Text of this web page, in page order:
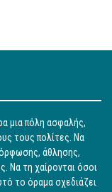
μια πόλη ασφαλής,
τους πολίτες. Να
άθλησης,
Να τη χαίρονται όσοι
το όραμα σχεδιάζει